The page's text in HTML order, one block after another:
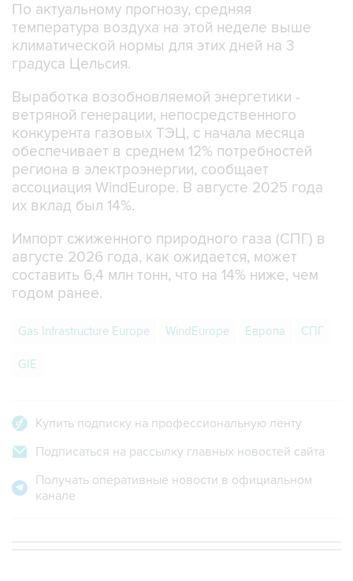
По актуальному прогнозу, средняя
температура воздуха на этой неделе выше
климатической нормы для этих дней на 3
градуса Цельсия.
Выработка возобновляемой энергетики -
ветряной генерации, непосредственного
конкурента газовых ТЭЦ, с начала месяца
обеспечивает в среднем 12% потребностей
региона в электроэнергии, сообщает
ассоциация WindEurope. В августе 2025 года
их вклад был 14%.
Импорт сжиженного природного газа (СПГ) в
августе 2026 года, как ожидается, может
составить 6,4 млн тонн, что на 14% ниже, чем
годом ранее.
Gas Infrastructure Europe WindEurope Европа СПГ
GIE
Купить подписку на профессиональную ленту
Подписаться на рассылку главных новостей сайта
Получать оперативные новости в официальном
канале